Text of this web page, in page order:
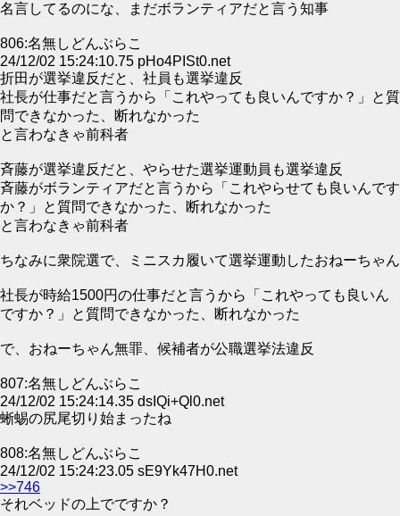
名言してるのにな、まだボランティアだと言う知事
806:名無しどんぶらこ
24/12/02 15:24:10.75 pHo4PISt0.net
折田が選挙違反だと、社員も選挙違反
社長が仕事だと言うから「これやっても良いんですか？」と質
問できなかった、断れなかった
と言わなきゃ前科者
斉藤が選挙違反だと、やらせた選挙運動員も選挙違反
斉藤がボランティアだと言うから「これやらせても良いんです
か？」と質問できなかった、断れなかった
と言わなきゃ前科者
ちなみに衆院選で、ミニスカ履いて選挙運動したおねーちゃん
社長が時給1500円の仕事だと言うから「これやっても良いん
ですか？」と質問できなかった、断れなかった
で、おねーちゃん無罪、候補者が公職選挙法違反
807:名無しどんぶらこ
24/12/02 15:24:14.35 dsIQi+Ql0.net
蜥蜴の尻尾切り始まったね
808:名無しどんぶらこ
24/12/02 15:24:23.05 sE9Yk47H0.net
>>746
それベッドの上でですか？